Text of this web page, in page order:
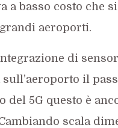
a basso costo che
aeroporti.
di
il
del 5G questo è
scala